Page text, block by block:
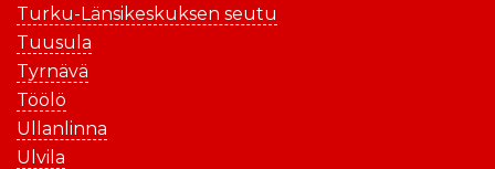
Turku-Länsikeskuksen seutu
Tuusula
Tyrnävä
Töölö
Ullanlinna
Ulvila